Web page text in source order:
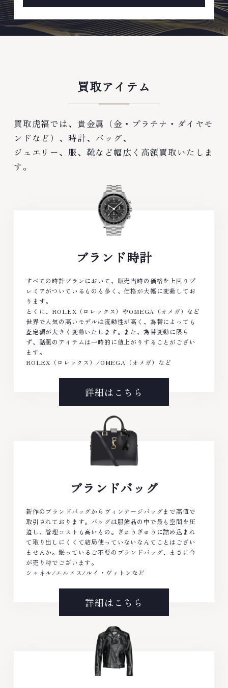
買取アイテム
買取虎福では、貴金属（金・プラチナ・ダイヤモ
ンドなど）、時計、バッグ、
ジュエリー、服、靴など幅広く高額買取いたしま
す。
ブランド時計
すべての時計ブランにおいて、販売当時の価格を上回りプ
レミアがついているものも多く、価格が大幅に変動してお
ります。
とくに、ROLEX（ロレックス）やOMEGA（オメガ）など
世界で人気の高いモデルは流動性が高く、為替によっても
査定額が大きく変動いたします。また、為替変動に限ら
ず、話題のアイテムは一時的に値上がりすることがござい
ます。
ROLEX（ロレックス）/OMEGA（オメガ）など
詳細はこちら
ブランドバッグ
新作のブランドバッグからヴィンテージバッグまで高値で
取引されております。バッグは服飾品の中で最も空間を圧
迫し、管理コストも高いもの。ぎゅうぎゅうに詰め込まれ
て取り出しにくくて結局使っていないなんてことはござい
ませんか。眠っているご不要のブランドバッグ、まさに今
が売り時でございます。
シャネル/エルメス/ルイ・ヴィトンなど
詳細はこちら